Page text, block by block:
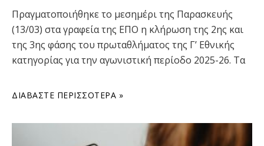
Πραγματοποιήθηκε το μεσημέρι της Παρασκευής
(13/03) στα γραφεία της ΕΠΟ η κλήρωση της 2ης και
της 3ης φάσης του πρωταθλήματος της Γ’ Εθνικής
κατηγορίας για την αγωνιστική περίοδο 2025-26. Τα
ΔΙΑΒΆΣΤΕ ΠΕΡΙΣΣΌΤΕΡΑ »